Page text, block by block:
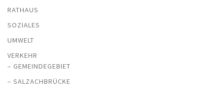
RATHAUS
SOZIALES
UMWELT
VERKEHR
– GEMEINDEGEBIET
– SALZACHBRÜCKE